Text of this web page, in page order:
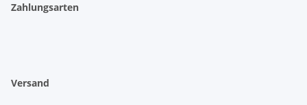
Zahlungsarten
Versand